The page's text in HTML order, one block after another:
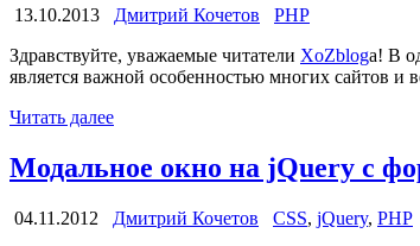
13.10.2013 Дмитрий Кочетов
PHP
Здравствуйте, уважаемые читатели XoZbloga! В
является важной особенностью многих сайтов
Читать далее
Модальное окно на jQuery с
04.11.2012 Дмитрий Кочетов CSS, jQuery, PHP